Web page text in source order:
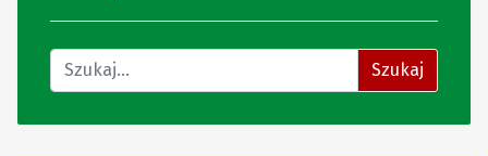
Znajdź na stronie Szukaj